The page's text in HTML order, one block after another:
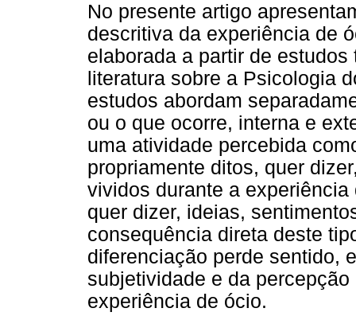
No presente artigo
descritiva da experiência de
elaborada a partir de
literatura sobre a Psicologia
estudos abordam
ou o que ocorre, interna e
uma atividade percebida
propriamente ditos, quer
vividos durante a
quer dizer, ideias,
consequência direta deste
diferenciação perde sentido,
subjetividade e da
experiência de ócio.